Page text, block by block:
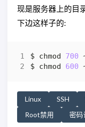
现是服务器上的目
下边这样子的:
$ chmod 700
$ chmod 600
Linux SSH
Root禁用
密码